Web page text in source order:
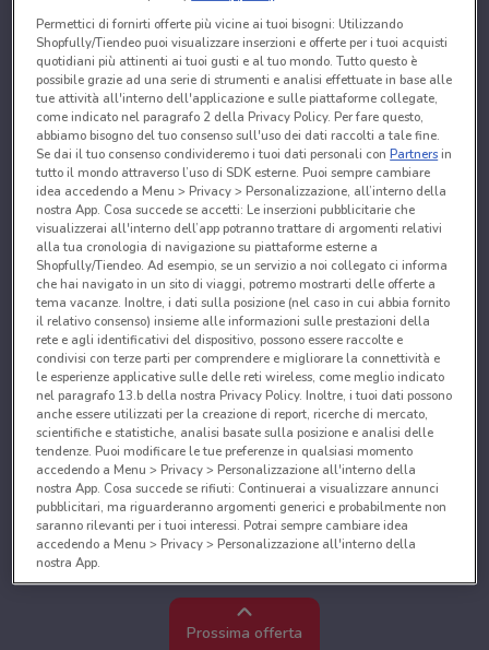
Prossima offerta
Permettici di fornirti offerte più vicine ai tuoi bisogni: Utilizzando
Shopfully/Tiendeo puoi visualizzare inserzioni e offerte per i tuoi acquisti
quotidiani più attinenti ai tuoi gusti e al tuo mondo. Tutto questo è
possibile grazie ad una serie di strumenti e analisi effettuate in base alle
tue attività all'interno dell'applicazione e sulle piattaforme collegate,
come indicato nel paragrafo 2 della Privacy Policy. Per fare questo,
abbiamo bisogno del tuo consenso sull'uso dei dati raccolti a tale fine.
Se dai il tuo consenso condivideremo i tuoi dati personali conPartnersin
tutto il mondo attraverso l’uso di SDK esterne. Puoi sempre cambiare
idea accedendo a Menu > Privacy > Personalizzazione, all’interno della
nostra App. Cosa succede se accetti: Le inserzioni pubblicitarie che
visualizzerai all'interno dell’app potranno trattare di argomenti relativi
alla tua cronologia di navigazione su piattaforme esterne a
Shopfully/Tiendeo. Ad esempio, se un servizio a noi collegato ci informa
che hai navigato in un sito di viaggi, potremo mostrarti delle offerte a
tema vacanze. Inoltre, i dati sulla posizione (nel caso in cui abbia fornito
il relativo consenso) insieme alle informazioni sulle prestazioni della
rete e agli identificativi del dispositivo, possono essere raccolte e
condivisi con terze parti per comprendere e migliorare la connettività e
le esperienze applicative sulle delle reti wireless, come meglio indicato
nel paragrafo 13.b della nostra Privacy Policy. Inoltre, i tuoi dati possono
anche essere utilizzati per la creazione di report, ricerche di mercato,
scientifiche e statistiche, analisi basate sulla posizione e analisi delle
tendenze. Puoi modificare le tue preferenze in qualsiasi momento
accedendo a Menu > Privacy > Personalizzazione all'interno della
nostra App. Cosa succede se rifiuti: Continuerai a visualizzare annunci
pubblicitari, ma riguarderanno argomenti generici e probabilmente non
saranno rilevanti per i tuoi interessi. Potrai sempre cambiare idea
accedendo a Menu > Privacy > Personalizzazione all'interno della
nostra App.
Noi e i nostri partner trattiamo i dati per fornire:
Utilizzare dati di geolocalizzazione precisi. Scansione attiva delle
caratteristiche del dispositivo ai fini dell’identificazione. Archiviare